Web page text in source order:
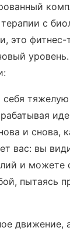
с
это
себя
и снова,
вас: вы
и можете
пытаясь
движение,